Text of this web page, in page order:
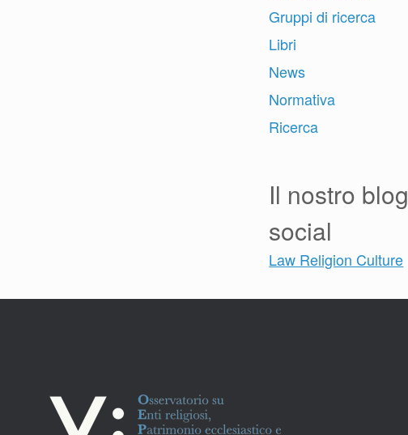
Gruppi di ricerca
Libri
News
Normativa
Ricerca
Il nostro blog
social
Law Religion Culture